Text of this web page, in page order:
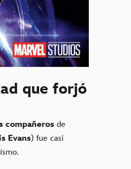
que forjó
compañeros de
Evans) fue casi